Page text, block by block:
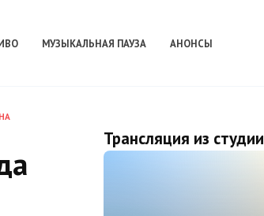
МУЗЫКАЛЬНАЯ ПАУЗА АНОНСЫ
Трансляция из студии